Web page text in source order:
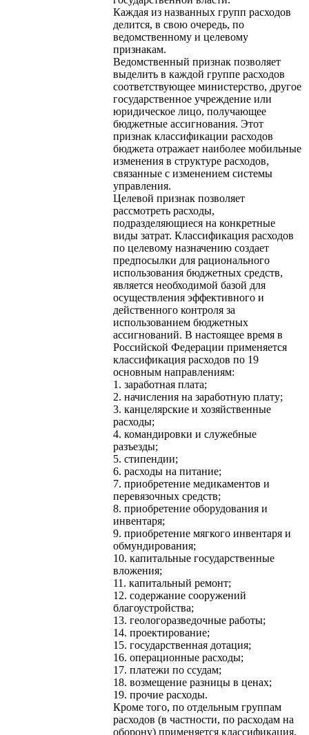
Каждая из названных групп расходов
делится, в свою очередь, по
ведомственному и целевому
признакам.
Ведомственный признак позволяет
выделить в каждой группе расходов
соответствующее министерство, другое
государственное учреждение или
юридическое лицо, получающее
бюджетные ассигнования. Этот
признак классификации расходов
бюджета отражает наиболее мобильные
изменения в структуре расходов,
связанные с изменением системы
управления.
Целевой признак позволяет
рассмотреть расходы,
подразделяющиеся на конкретные
виды затрат. Классификация расходов
по целевому назначению создает
предпосылки для рационального
использования бюджетных средств,
является необходимой базой для
осуществления эффективного и
действенного контроля за
использованием бюджетных
ассигнований. В настоящее время в
Российской Федерации применяется
классификация расходов по 19
основным направлениям:
1. заработная плата;
2. начисления на заработную плату;
3. канцелярские и хозяйственные
расходы;
4. командировки и служебные
разъезды;
5. стипендии;
6. расходы на питание;
7. приобретение медикаментов и
перевязочных средств;
8. приобретение оборудования и
инвентаря;
9. приобретение мягкого инвентаря и
обмундирования;
10. капитальные государственные
вложения;
11. капитальный ремонт;
12. содержание сооружений
благоустройства;
13. геологоразведочные работы;
14. проектирование;
15. государственная дотация;
16. операционные расходы;
17. платежи по ссудам;
18. возмещение разницы в ценах;
19. прочие расходы.
Кроме того, по отдельным группам
расходов (в частности, по расходам на
оборону) применяется классификация,